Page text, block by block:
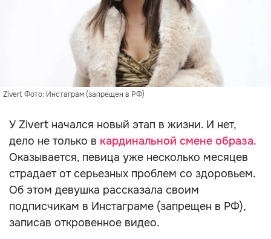
Zivert Фото: Инстаграм (запрещен в РФ)
У Zivert начался новый этап в жизни. И нет,
дело не только в кардинальной смене образа.
Оказывается, певица уже несколько месяцев
страдает от серьезных проблем со здоровьем.
Об этом девушка рассказала своим
подписчикам в Инстаграме (запрещен в РФ),
записав откровенное видео.